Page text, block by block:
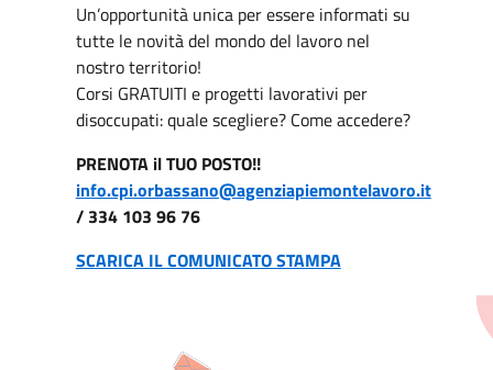
Un’opportunità unica per essere informati su
tutte le novità del mondo del lavoro nel
nostro territorio!
Corsi GRATUITI e progetti lavorativi per
disoccupati: quale scegliere? Come accedere?
PRENOTA il TUO POSTO!!
info.cpi.orbassano@agenziapiemontelavoro.it
/ 334 103 96 76
SCARICA IL COMUNICATO STAMPA